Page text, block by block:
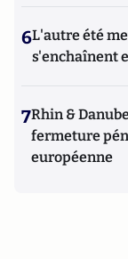
6L'autre été
s'enchaînent
7Rhin &
fermeture
européenne